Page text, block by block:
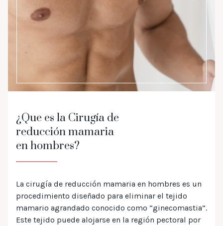
¿Que es la Cirugía de
reducción mamaria
en hombres?
La cirugía de reducción mamaria en hombres es un
procedimiento diseñado para eliminar el tejido
mamario agrandado conocido como “ginecomastia”.
Este tejido puede alojarse en la región pectoral por